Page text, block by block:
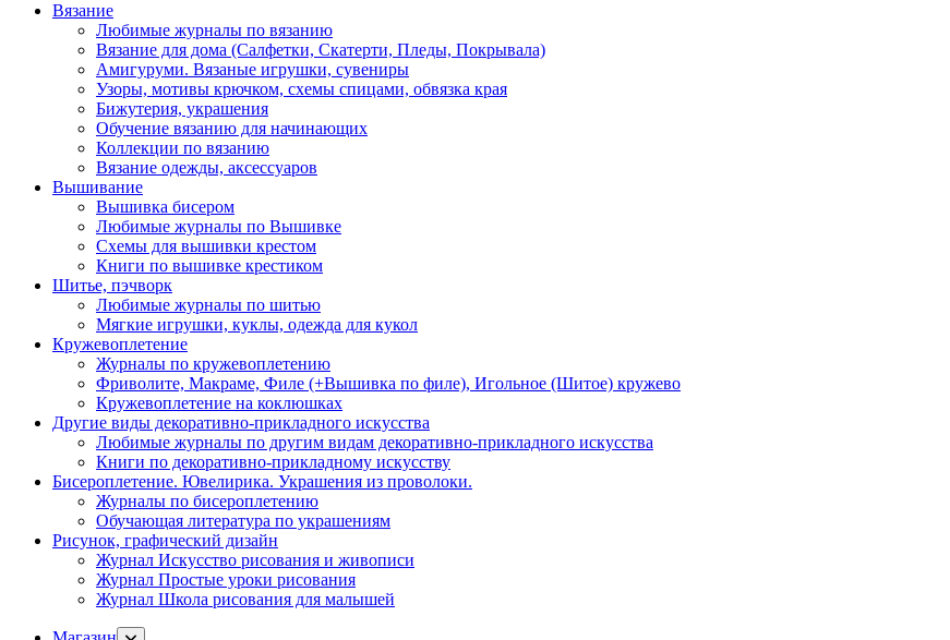
Вязание
Любимые журналы по вязанию
Вязание для дома (Салфетки, Скатерти, Пледы, Покрывала)
Амигуруми. Вязаные игрушки, сувениры
Узоры, мотивы крючком, схемы спицами, обвязка края
Бижутерия, украшения
Обучение вязанию для начинающих
Коллекции по вязанию
Вязание одежды, аксессуаров
Вышивание
Вышивка бисером
Любимые журналы по Вышивке
Схемы для вышивки крестом
Книги по вышивке крестиком
Шитье, пэчворк
Любимые журналы по шитью
Мягкие игрушки, куклы, одежда для кукол
Кружевоплетение
Журналы по кружевоплетению
Фриволите, Макраме, Филе (+Вышивка по филе), Игольное (Шитое) кружево
Кружевоплетение на коклюшках
Другие виды декоративно-прикладного искусства
Любимые журналы по другим видам декоративно-прикладного искусства
Книги по декоративно-прикладному искусству
Бисероплетение. Ювелирика. Украшения из проволоки.
Журналы по бисероплетению
Обучающая литература по украшениям
Рисунок, графический дизайн
Журнал Искусство рисования и живописи
Журнал Простые уроки рисования
Журнал Школа рисования для малышей